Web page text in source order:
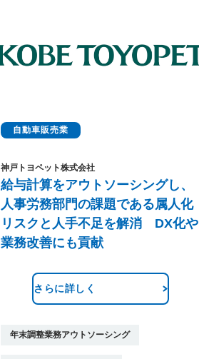
自動車販売業
神戸トヨペット株式会社
給与計算をアウトソーシングし、
人事労務部門の課題である属人化
リスクと人手不足を解消 DX化や
業務改善にも貢献
さらに詳しく
年末調整業務アウトソーシング